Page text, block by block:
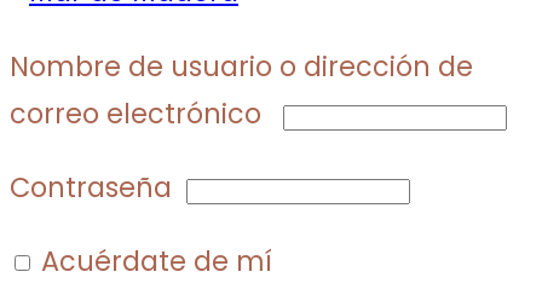
Nombre de usuario o dirección de
correo electrónico
Contraseña
Acuérdate de mí